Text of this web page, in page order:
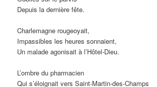
Depuis la dernière fête.
Charlemagne rougeoyait,
Impassibles les heures sonnaient,
Un malade agonisait à l’Hôtel-Dieu.
L’ombre du pharmacien
Qui s’éloignait vers Saint-Martin-des-Champs